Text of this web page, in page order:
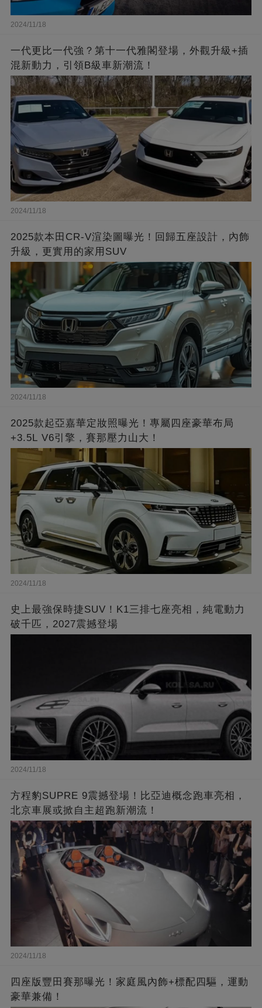
2024/11/18
一代更比一代強？第十一代雅閣登場，外觀升級+插
混新動力，引領B級車新潮流！
2024/11/18
2025款本田CR-V渲染圖曝光！回歸五座設計，內飾
升級，更實用的家用SUV
2024/11/18
2025款起亞嘉華定妝照曝光！專屬四座豪華布局
+3.5L V6引擎，賽那壓力山大！
2024/11/18
史上最強保時捷SUV！K1三排七座亮相，純電動力
破千匹，2027震撼登場
2024/11/18
方程豹SUPRE 9震撼登場！比亞迪概念跑車亮相，
北京車展或掀自主超跑新潮流！
2024/11/18
四座版豐田賽那曝光！家庭風內飾+標配四驅，運動
豪華兼備！